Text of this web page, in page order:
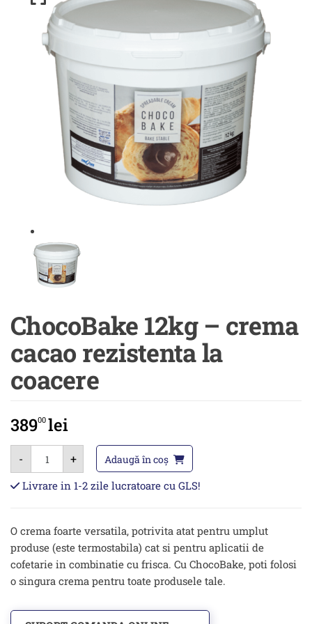
ChocoBake 12kg – crema
cacao rezistenta la
coacere
38900 lei
-
Cantitate
ChocoBake
12kg
-
crema
coacere
+ Adaugă în coș
Livrare in 1-2 zile lucratoare cu GLS!
O crema foarte versatila, potrivita atat pentru umplut
produse (este termostabila) cat si pentru aplicatii de
cofetarie in combinatie cu frisca. Cu ChocoBake, poti folosi
o singura crema pentru toate produsele tale.